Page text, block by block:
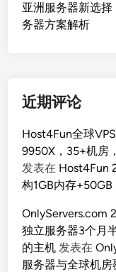
亚洲服务器新选
务器方案解析
近期评论
Host4Fun全球
9950X，35+机房
发表在 Host4Fun
构1GB内存
OnlyServers.com
独立服务器3个月
的主机 发表在
服务器与全球机房